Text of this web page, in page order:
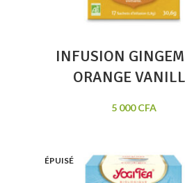
INFUSION
ORANGE
5 000CFA
ÉPUISÉ